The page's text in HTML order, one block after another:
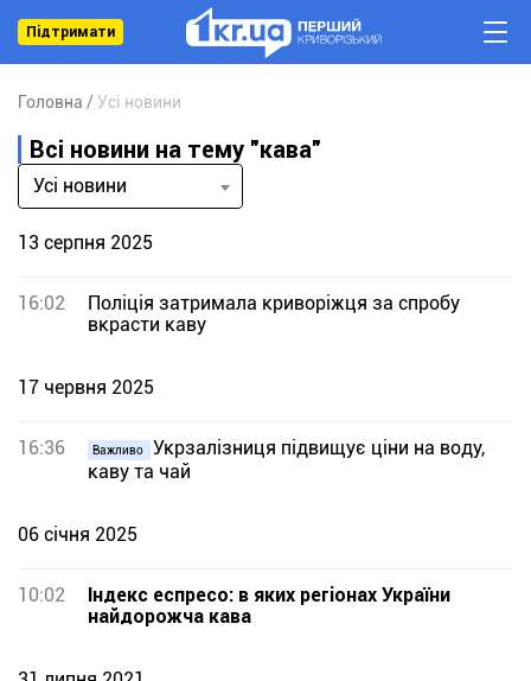
Підтримати
Головна Усі новини
Всі новини на тему "кава"
Усі новини
13 серпня 2025
16:02
Поліція затримала криворіжця за спробу
вкрасти каву
17 червня 2025
16:36 Важливо
Укрзалізниця підвищує ціни на воду,
каву та чай
06 січня 2025
10:02
Індекс еспресо: в яких регіонах України
найдорожча кава